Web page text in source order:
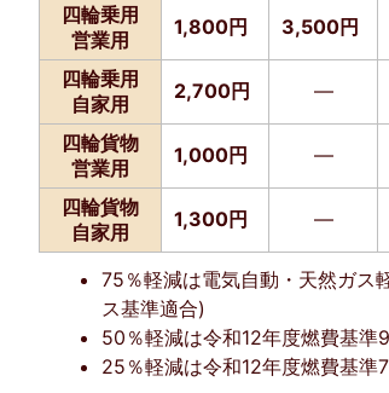
四輪乗用
営業用
1,800円 3,500円
四輪乗用
自家用
2,700円 ―
四輪貨物
営業用
1,000円 ―
四輪貨物
自家用
1,300円 ―
75％軽減は電気自動・天然ガス
ス基準適合)
50％軽減は令和12年度燃費基
25％軽減は令和12年度燃費基